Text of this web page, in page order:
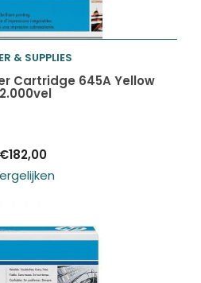
aan
& SUPPLIES
Cartridge 645A Yellow
€182,00